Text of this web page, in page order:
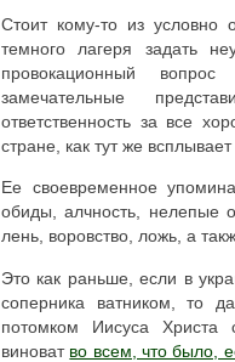
Стоит кому-то из условно
темного лагеря задать
провокационный
замечательные
ответственность за все
стране, как тут же
Ее своевременное
обиды, алчность, нелепые
лень, воровство, ложь, а
Это как раньше, если в
соперника ватником, то
потомком Иисуса Христа
виноват во всем, что было,